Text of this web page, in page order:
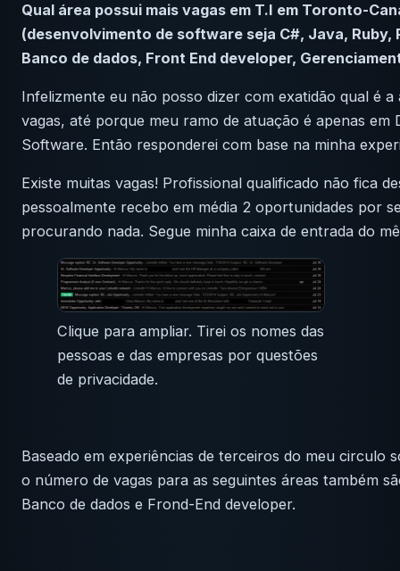
Qual área possui mais vagas em T.I em Toronto-
(desenvolvimento de software seja C#, Java, Ruby,
Banco de dados, Front End developer,
Infelizmente eu não posso dizer com exatidão qual é a
vagas, até porque meu ramo de atuação é apenas em
Software. Então responderei com base na minha
Existe muitas vagas! Profissional qualificado não fica
pessoalmente recebo em média 2 oportunidades por
procurando nada. Segue minha caixa de entrada do
Clique para ampliar. Tirei os nomes das
pessoas e das empresas por questões
de privacidade.
Baseado em experiências de terceiros do meu circulo
o número de vagas para as seguintes áreas também
Banco de dados e Frond-End developer.